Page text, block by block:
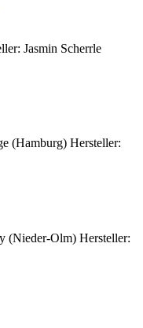
Jasmin Scherrle
(Hamburg) Hersteller:
(Nieder-Olm) Hersteller: